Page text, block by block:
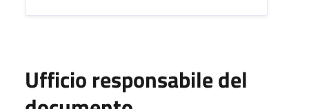
Ufficio responsabile del